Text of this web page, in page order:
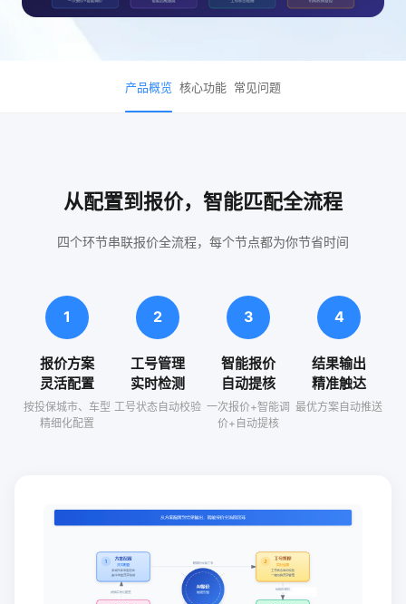
产品概览 核心功能 常见问题
从配置到报价，智能匹配全流程
四个环节串联报价全流程，每个节点都为你节省时间
1
报价方案
灵活配置
按投保城市、车型
精细化配置
2
工号管理
实时检测
工号状态自动校验
3
智能报价
自动提核
一次报价+智能调
价+自动提核
4
结果输出
精准触达
最优方案自动推送